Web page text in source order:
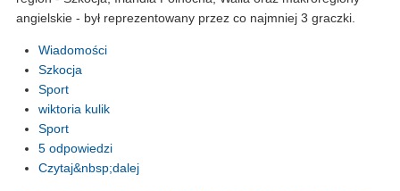
angielskie - był reprezentowany przez co najmniej 3 graczki.
Wiadomości
Szkocja
Sport
wiktoria kulik
Sport
5 odpowiedzi
Czytaj&nbsp;dalej